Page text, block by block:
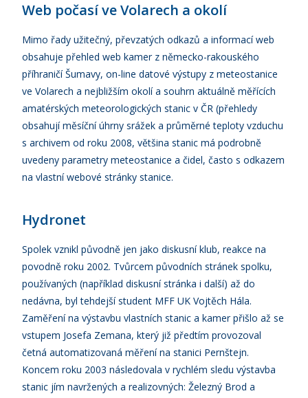
Web počasí ve Volarech a okolí
Mimo řady užitečný, převzatých odkazů a informací web
obsahuje přehled web kamer z německo-rakouského
příhraničí Šumavy, on-line datové výstupy z meteostanice
ve Volarech a nejbližším okolí a souhrn aktuálně měřících
amatérských meteorologických stanic v ČR (přehledy
obsahují měsíční úhrny srážek a průměrné teploty vzduchu
s archivem od roku 2008, většina stanic má podrobně
uvedeny parametry meteostanice a čidel, často s odkazem
na vlastní webové stránky stanice.
Hydronet
Spolek vznikl původně jen jako diskusní klub, reakce na
povodně roku 2002. Tvůrcem původních stránek spolku,
používaných (například diskusní stránka i další) až do
nedávna, byl tehdejší student MFF UK Vojtěch Hála.
Zaměření na výstavbu vlastních stanic a kamer přišlo až se
vstupem Josefa Zemana, který již předtím provozoval
četná automatizovaná měření na stanici Pernštejn.
Koncem roku 2003 následovala v rychlém sledu výstavba
stanic jím navržených a realizovných: Železný Brod a